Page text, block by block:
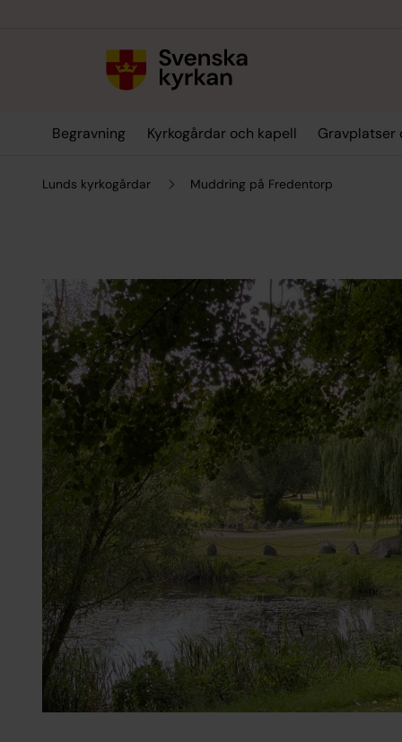
Begravning Kyrkogårdar och kapell Gravplatser
Lunds kyrkogårdar Muddring på Fredentorp